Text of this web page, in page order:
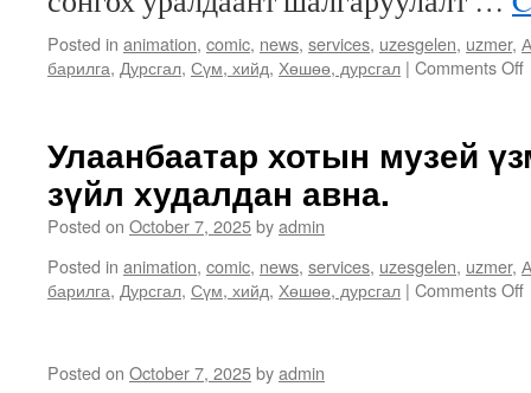
Posted in animation, comic, news, services, uzesgelen, uzmer,
барилга, Дурсгал, Сүм, хийд, Хөшөө, дурсгал | Comments Off
Улаанбаатар хотын музей
зүйл худалдан авна.
Posted on October 7, 2025byadmin
Posted in animation, comic, news, services, uzesgelen, uzmer,
барилга, Дурсгал, Сүм, хийд, Хөшөө, дурсгал | Comments Off
Posted on October 7, 2025byadmin